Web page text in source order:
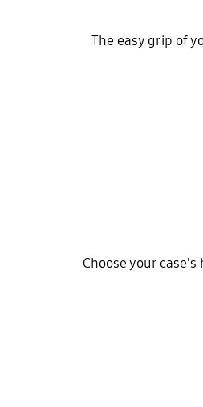
The easy grip of
Choose your